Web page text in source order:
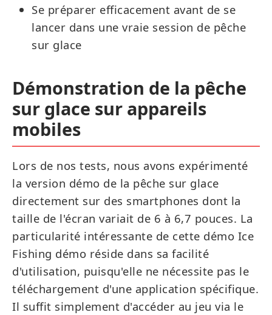
Se préparer efficacement avant de se
lancer dans une vraie session de pêche
sur glace
Démonstration de la pêche
sur glace sur appareils
mobiles
Lors de nos tests, nous avons expérimenté
la version démo de la pêche sur glace
directement sur des smartphones dont la
taille de l'écran variait de 6 à 6,7 pouces. La
particularité intéressante de cette démo Ice
Fishing démo réside dans sa facilité
d'utilisation, puisqu'elle ne nécessite pas le
téléchargement d'une application spécifique.
Il suffit simplement d'accéder au jeu via le